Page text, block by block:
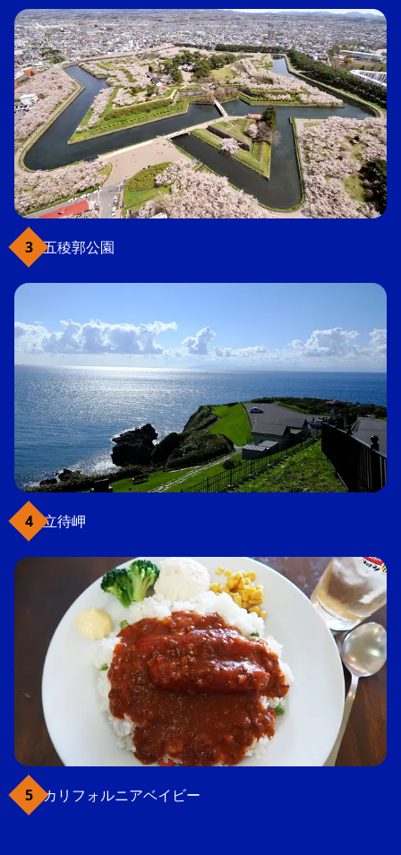
五稜郭公園
立待岬
カリフォルニアベイビー